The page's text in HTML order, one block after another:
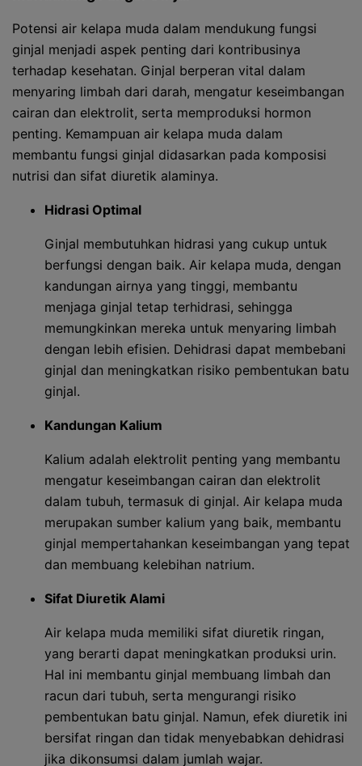
Potensi air kelapa muda dalam mendukung fungsi
ginjal menjadi aspek penting dari kontribusinya
terhadap kesehatan. Ginjal berperan vital dalam
menyaring limbah dari darah, mengatur keseimbangan
cairan dan elektrolit, serta memproduksi hormon
penting. Kemampuan air kelapa muda dalam
membantu fungsi ginjal didasarkan pada komposisi
nutrisi dan sifat diuretik alaminya.
Hidrasi Optimal
Ginjal membutuhkan hidrasi yang cukup untuk
berfungsi dengan baik. Air kelapa muda, dengan
kandungan airnya yang tinggi, membantu
menjaga ginjal tetap terhidrasi, sehingga
memungkinkan mereka untuk menyaring limbah
dengan lebih efisien. Dehidrasi dapat membebani
ginjal dan meningkatkan risiko pembentukan batu
ginjal.
Kandungan Kalium
Kalium adalah elektrolit penting yang membantu
mengatur keseimbangan cairan dan elektrolit
dalam tubuh, termasuk di ginjal. Air kelapa muda
merupakan sumber kalium yang baik, membantu
ginjal mempertahankan keseimbangan yang tepat
dan membuang kelebihan natrium.
Sifat Diuretik Alami
Air kelapa muda memiliki sifat diuretik ringan,
yang berarti dapat meningkatkan produksi urin.
Hal ini membantu ginjal membuang limbah dan
racun dari tubuh, serta mengurangi risiko
pembentukan batu ginjal. Namun, efek diuretik ini
bersifat ringan dan tidak menyebabkan dehidrasi
jika dikonsumsi dalam jumlah wajar.